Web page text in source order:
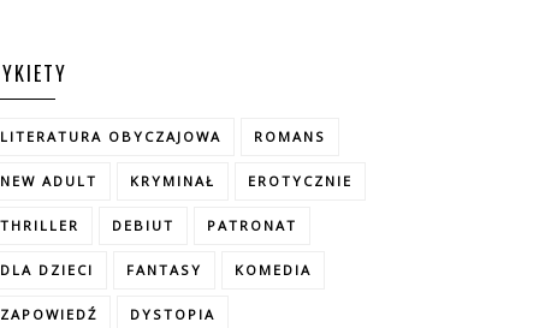
LITERATURA OBYCZAJOWA ROMANS
NEW ADULT KRYMINAŁ EROTYCZNIE
THRILLER DEBIUT PATRONAT
DLA DZIECI FANTASY KOMEDIA
ZAPOWIEDŹ DYSTOPIA